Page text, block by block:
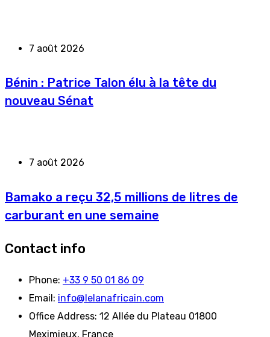
7 août 2026
Bénin : Patrice Talon élu à la tête du
nouveau Sénat
7 août 2026
Bamako a reçu 32,5 millions de litres de
carburant en une semaine
Contact info
Phone: +33 9 50 01 86 09
Email: info@lelanafricain.com
Office Address: 12 Allée du Plateau 01800
Meximieux, France